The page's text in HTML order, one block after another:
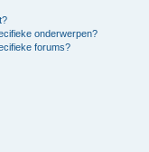
onderwerpen?
forums?